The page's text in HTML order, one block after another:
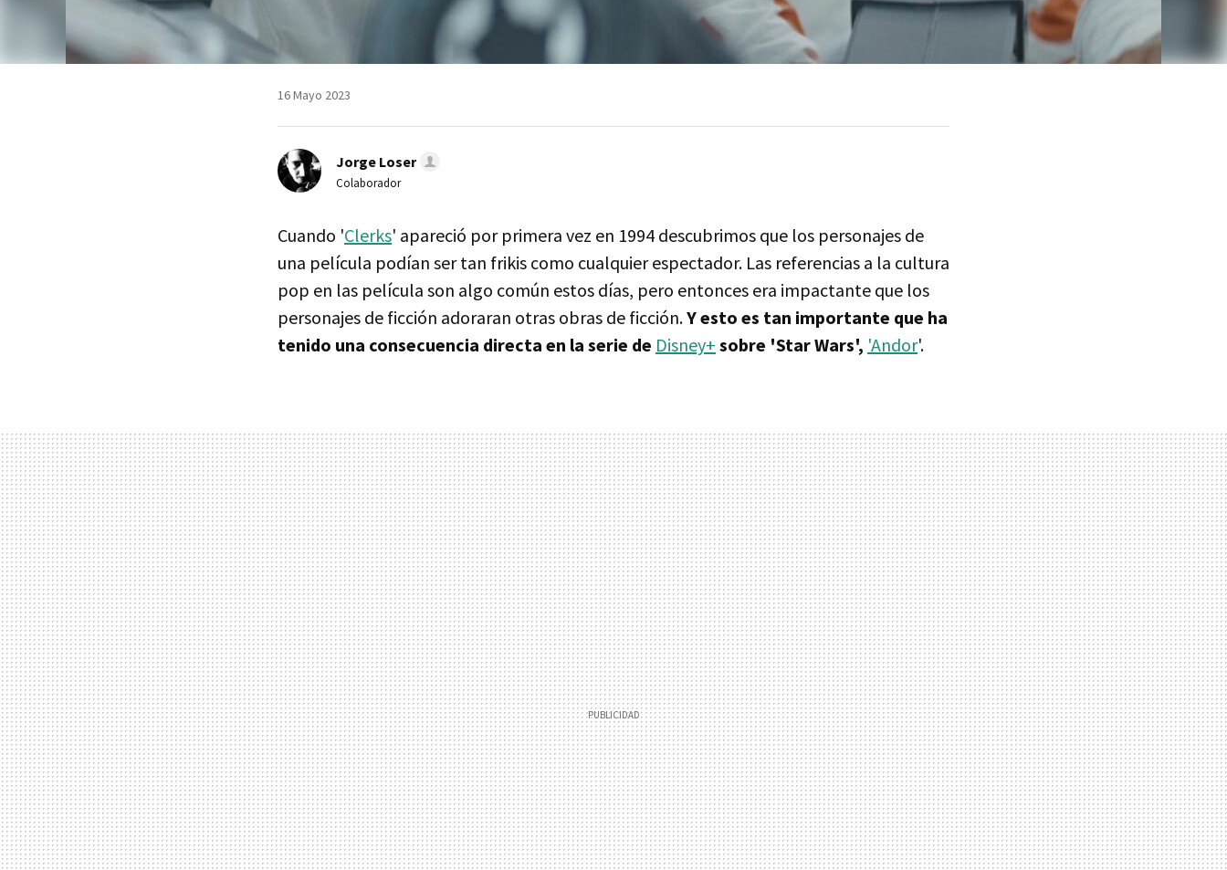
16 Mayo 2023
Jorge Loser
Colaborador
Cuando 'Clerks' apareció por primera vez en 1994 descubrimos que los personajes de
una película podían ser tan frikis como cualquier espectador. Las referencias a la cultura
pop en las película son algo común estos días, pero entonces era impactante que los
personajes de ficción adoraran otras obras de ficción.Y esto es tan importante que ha
tenido una consecuencia directa en la serie de Disney+ sobre 'Star Wars', 'Andor'.